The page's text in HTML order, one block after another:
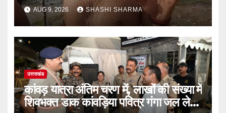
AUG 9, 2026 SHASHI SHARMA
उत्तराखंड
कांवड़ यात्रा अंतिम चरण में, लाखों की संख्या में
शिवभक्त डाक कांवड़िया पवित्र गंगा जल लेने